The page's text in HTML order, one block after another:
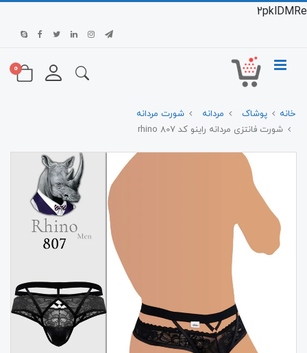
2pklDMRe
0
خانه پوشاک مردانه
شورت مردانه
شورت فانتزی مردانه راینو کد 807 rhino